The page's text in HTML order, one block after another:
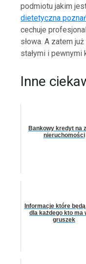
podmiotu jakim
dietetyczna
cechuje
słowa. A zatem
stałymi i pewnymi
Inne
Bankowy kredyt na
nieruchomości
Informacje które
dla każdego kto ma
gruszek